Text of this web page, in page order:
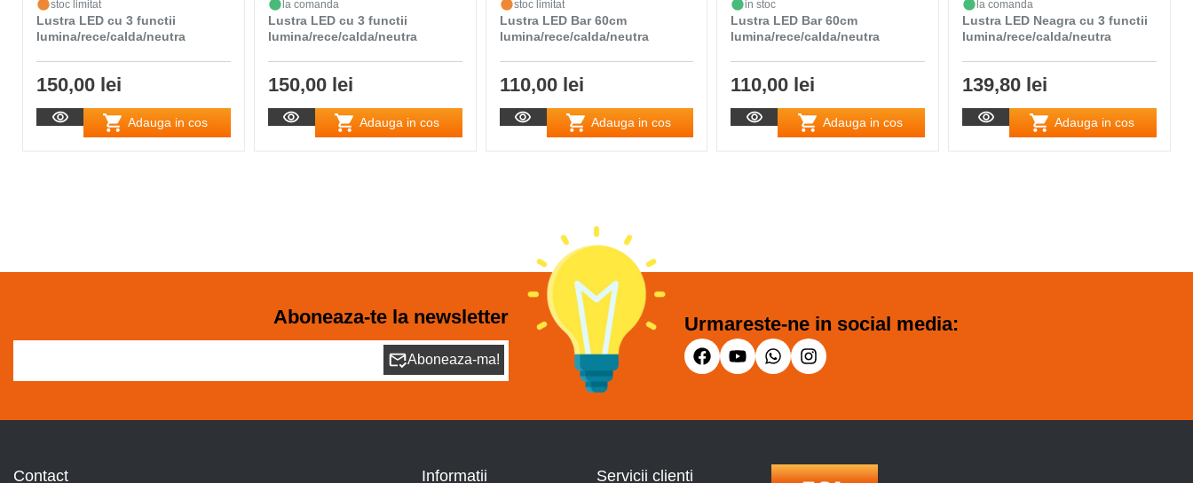
stoc limitat
Lustra LED cu 3 functii
lumina/rece/calda/neutra
150,00 lei
Adauga in cos
la comanda
Lustra LED cu 3 functii
lumina/rece/calda/neutra
150,00 lei
Adauga in cos
stoc limitat
Lustra LED Bar 60cm
lumina/rece/calda/neutra
110,00 lei
Adauga in cos
in stoc
Lustra LED Bar 60cm
lumina/rece/calda/neutra
110,00 lei
Adauga in cos
la comanda
Lustra LED Neagra cu 3 functii
lumina/rece/calda/neutra
139,80 lei
Adauga in cos
Aboneaza-te la newsletter
Aboneaza-ma!
Urmareste-ne in social media:
Contact Informatii Servicii clienti